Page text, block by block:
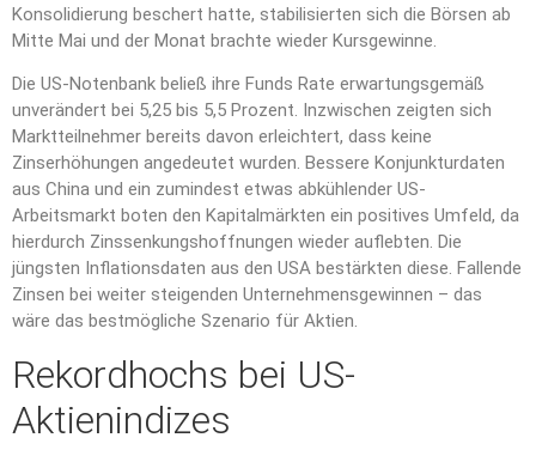
Konsolidierung beschert hatte, stabilisierten sich die Börsen ab
Mitte Mai und der Monat brachte wieder Kursgewinne.
Die US-Notenbank beließ ihre Funds Rate erwartungsgemäß
unverändert bei 5,25 bis 5,5 Prozent. Inzwischen zeigten sich
Marktteilnehmer bereits davon erleichtert, dass keine
Zinserhöhungen angedeutet wurden. Bessere Konjunkturdaten
aus China und ein zumindest etwas abkühlender US-
Arbeitsmarkt boten den Kapitalmärkten ein positives Umfeld, da
hierdurch Zinssenkungshoffnungen wieder auflebten. Die
jüngsten Inflationsdaten aus den USA bestärkten diese. Fallende
Zinsen bei weiter steigenden Unternehmensgewinnen – das
wäre das bestmögliche Szenario für Aktien.
Rekordhochs bei US-
Aktienindizes